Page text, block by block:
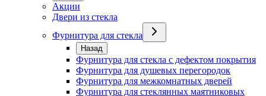
Акции
Двери из стекла
Фурнитура для стекла
Назад
Фурнитура для стекла с дефектом покрытия
Фурнитура для душевых перегородок
Фурнитура для межкомнатных дверей
Фурнитура для стеклянных маятниковых